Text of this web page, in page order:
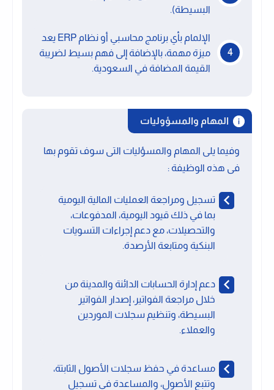
البسيطة).
الإلمام بأي برنامج محاسبي أو نظام ERP يعد
ميزة مهمة، بالإضافة إلى فهم بسيط لضريبة
القيمة المضافة في السعودية.
المهام والمسؤوليات
وفيما يلى المهام والمسؤليات التى سوف تقوم بها
فى هذه الوظيفة :
تسجيل ومراجعة العمليات المالية اليومية
بما في ذلك قيود اليومية، المدفوعات،
والتحصيلات، مع دعم إجراءات التسويات
البنكية ومتابعة الأرصدة.
دعم إدارة الحسابات الدائنة والمدينة من
خلال مراجعة الفواتير، إصدار الفواتير
البسيطة، وتنظيم سجلات الموردين
والعملاء.
مساعدة في حفظ سجلات الأصول الثابتة،
وتتبع الأصول، والمساعدة في تسجيل